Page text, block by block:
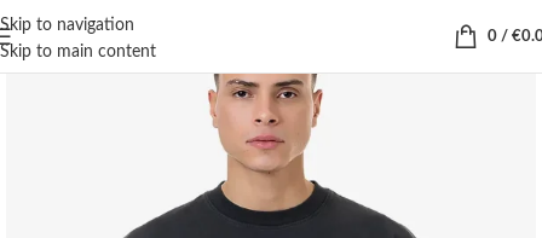
Skip to navigation
Skip to main content
0 / €